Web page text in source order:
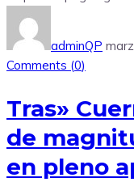
adminQP
Comments (0)
Tras»
de
en pleno